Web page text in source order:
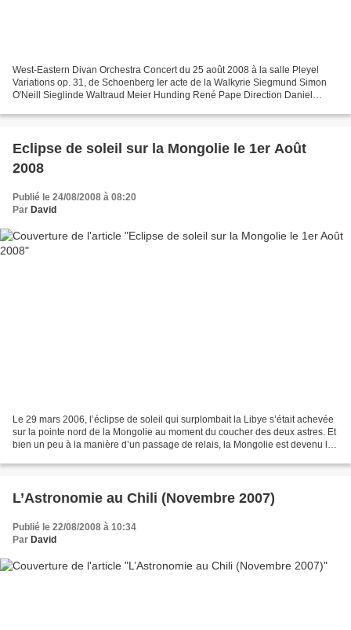
West-Eastern Divan Orchestra Concert du 25 août 2008 à la salle Pleyel
Variations op. 31, de Schoenberg Ier acte de la Walkyrie Siegmund Simon
O'Neill Sieglinde Waltraud Meier Hunding René Pape Direction Daniel
Eclipse de soleil sur la Mongolie le 1er Août
2008
Publié le 24/08/2008 à 08:20
Par David
Le 29 mars 2006, l’éclipse de soleil qui surplombait la Libye s’était achevée
sur la pointe nord de la Mongolie au moment du coucher des deux astres. Et
bien un peu à la manière d’un passage de relais, la Mongolie est devenu la
L’Astronomie au Chili (Novembre 2007)
Publié le 22/08/2008 à 10:34
Par David